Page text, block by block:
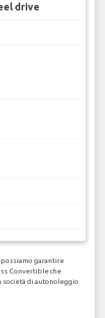
drive
garantire
Convertible che
società di autonoleggio